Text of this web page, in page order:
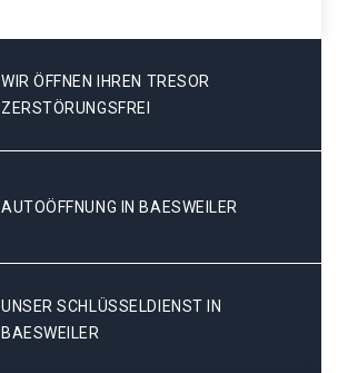
WIR ÖFFNEN IHREN TRESOR
ZERSTÖRUNGSFREI
AUTOÖFFNUNG IN BAESWEILER
UNSER SCHLÜSSELDIENST IN
BAESWEILER